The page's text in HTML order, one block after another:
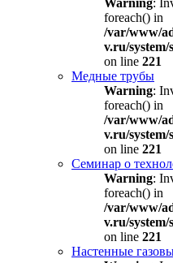
Warning:
foreach() in
/var/www/
v.ru/
on line 221
Медные трубы
Warning:
foreach() in
/var/www/
v.ru/
on line 221
Семинар о
Warning:
foreach() in
/var/www/
v.ru/
on line 221
Настенные